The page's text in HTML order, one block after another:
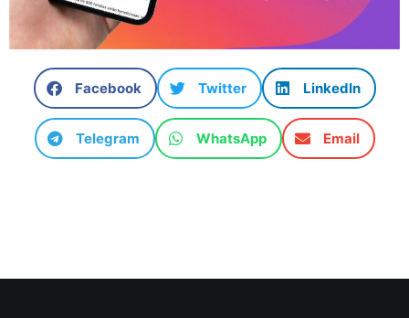
Facebook Twitter LinkedIn
Telegram WhatsApp Email